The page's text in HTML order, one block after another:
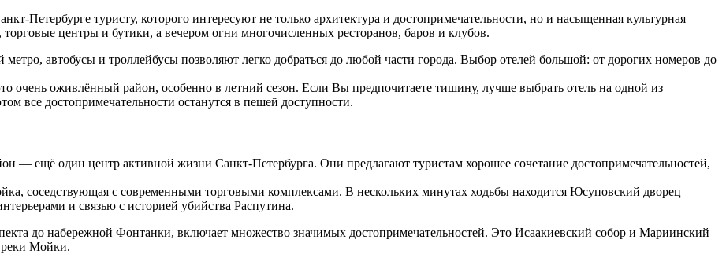
Петербурге туристу, которого интересуют не только архитектура и достопримечательности, но и насыщенная культурная
центры и бутики, а вечером огни многочисленных ресторанов, баров и клубов.
метро, автобусы и троллейбусы позволяют легко добраться до любой части города. Выбор отелей большой: от дорогих номеров до
очень оживлённый район, особенно в летний сезон. Если Вы предпочитаете тишину, лучше выбрать отель на одной из
все достопримечательности останутся в пешей доступности.
— ещё один центр активной жизни Санкт-Петербурга. Они предлагают туристам хорошее сочетание достопримечательностей,
соседствующая с современными торговыми комплексами. В нескольких минутах ходьбы находится Юсуповский дворец —
и связью с историей убийства Распутина.
до набережной Фонтанки, включает множество значимых достопримечательностей. Это Исаакиевский собор и Мариинский
реки Мойки.